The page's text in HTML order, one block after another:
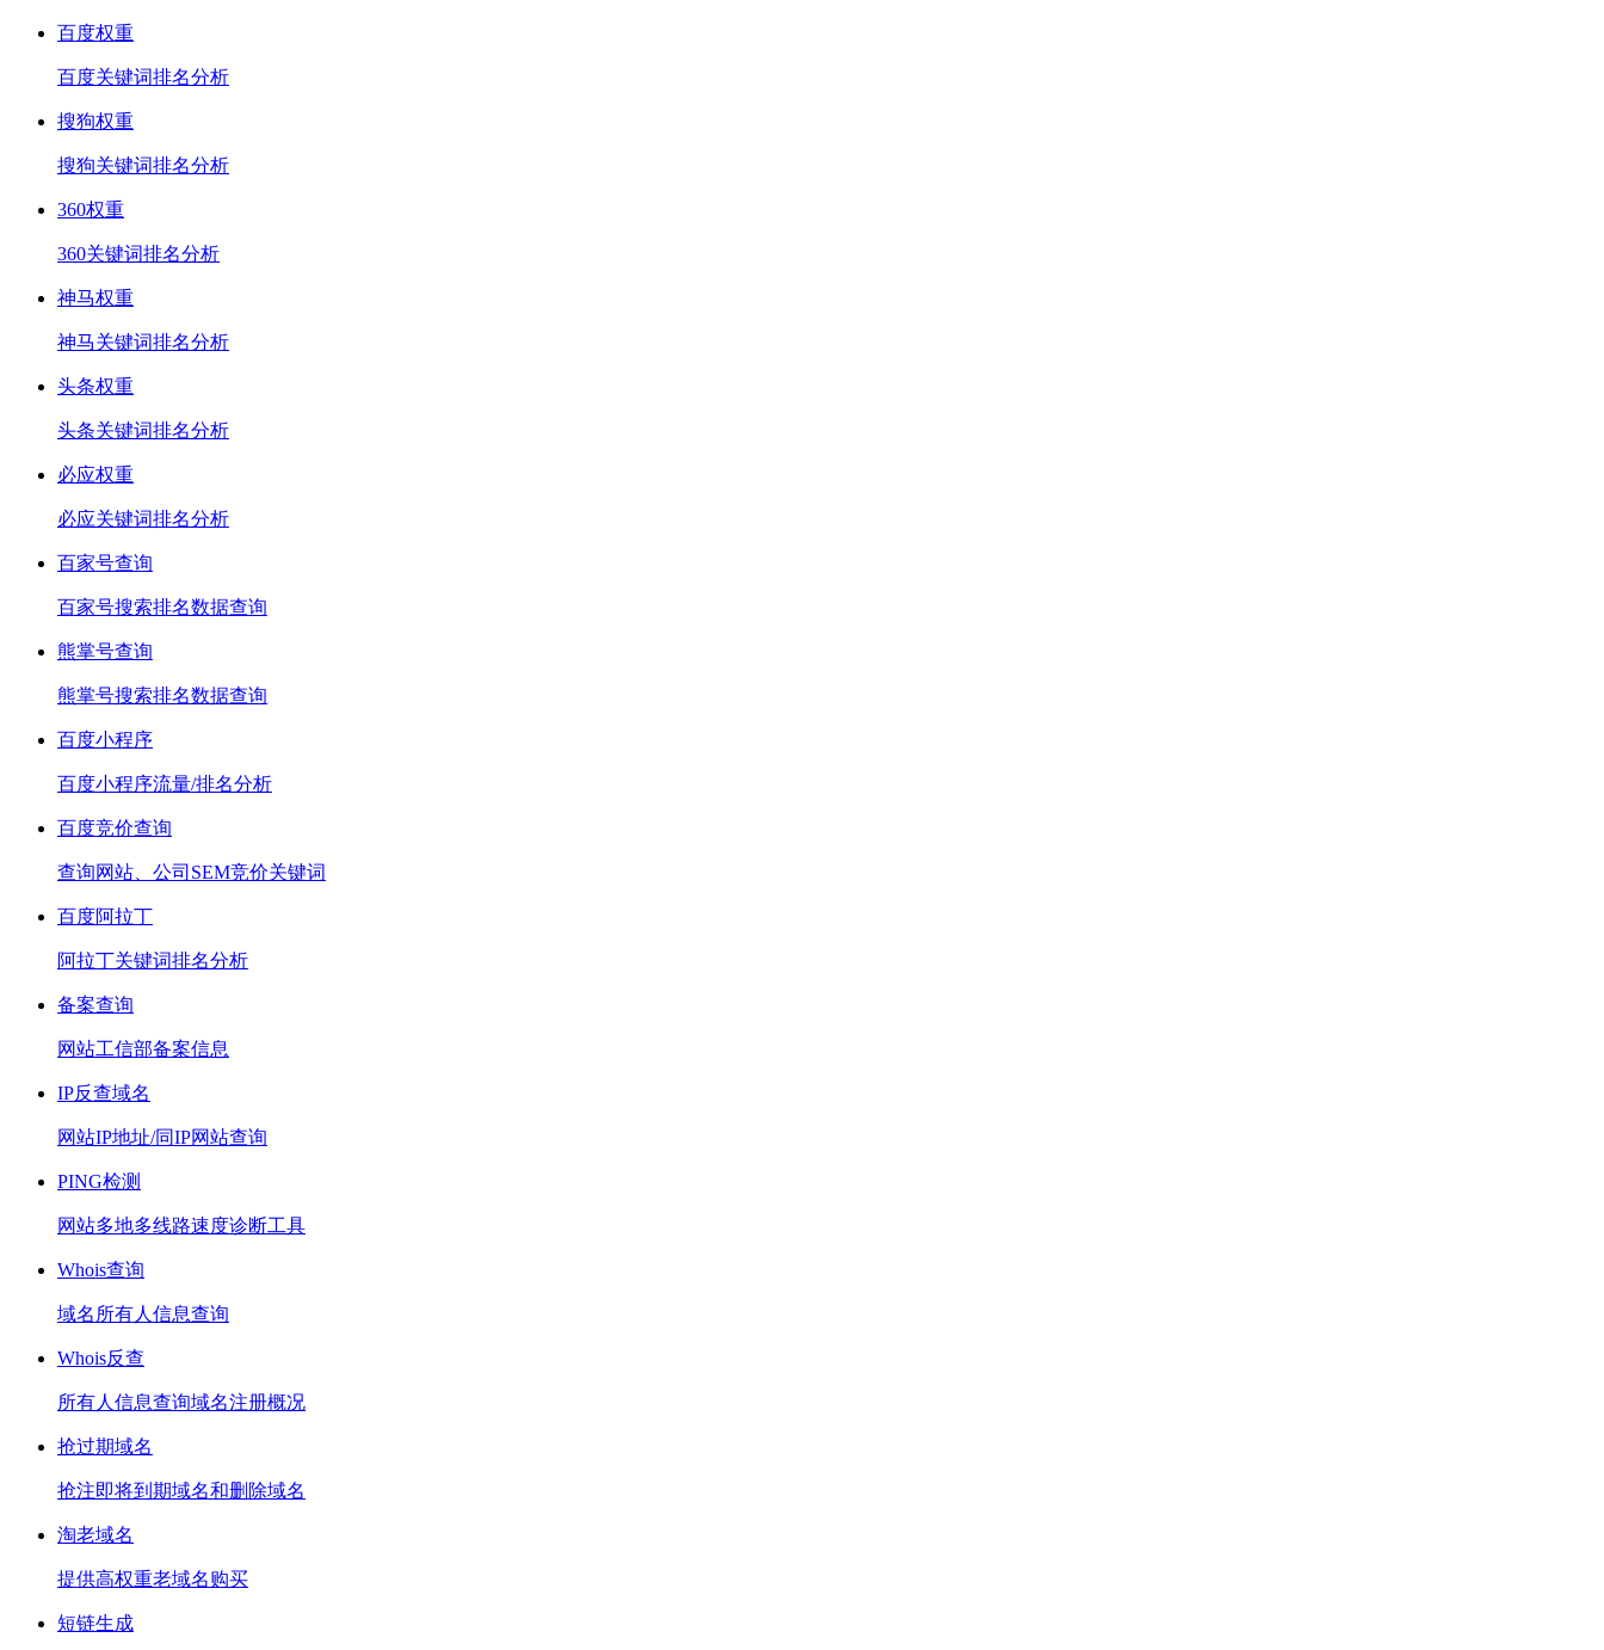
百度权重
百度关键词排名分析
搜狗权重
搜狗关键词排名分析
360权重
360关键词排名分析
神马权重
神马关键词排名分析
头条权重
头条关键词排名分析
必应权重
必应关键词排名分析
百家号查询
百家号搜索排名数据查询
熊掌号查询
熊掌号搜索排名数据查询
百度小程序
百度小程序流量/排名分析
百度竞价查询
查询网站、公司SEM竞价关键词
百度阿拉丁
阿拉丁关键词排名分析
备案查询
网站工信部备案信息
IP反查域名
网站IP地址/同IP网站查询
PING检测
网站多地多线路速度诊断工具
Whois查询
域名所有人信息查询
Whois反查
所有人信息查询域名注册概况
抢过期域名
抢注即将到期域名和删除域名
淘老域名
提供高权重老域名购买
短链生成